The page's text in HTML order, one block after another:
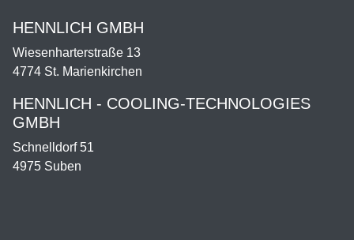
HENNLICH GMBH
Wiesenharterstraße 13
4774 St. Marienkirchen
HENNLICH - COOLING-TECHNOLOGIES
GMBH
Schnelldorf 51
4975 Suben